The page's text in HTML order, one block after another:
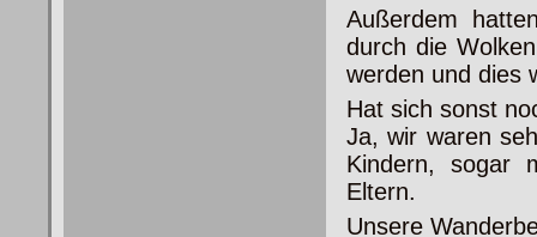
Außerdem
durch die
werden und dies
Hat sich sonst
Ja, wir waren
Kindern, sogar
Eltern.
Unsere